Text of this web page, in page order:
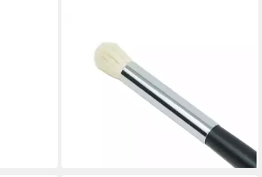
Augenbrauen-Stift Chanel Les
Pinceaux Pinsel Large
Tapered Blending Brush # 19
lieferbar - in 2-3 Werktagen bei dir